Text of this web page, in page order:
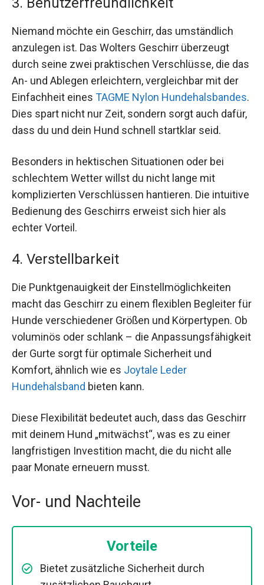
Niemand möchte ein Geschirr, das umständlich
anzulegen ist. Das Wolters Geschirr überzeugt
durch seine zwei praktischen Verschlüsse, die das
An- und Ablegen erleichtern, vergleichbar mit der
Einfachheit eines TAGME Nylon Hundehalsbandes.
Dies spart nicht nur Zeit, sondern sorgt auch dafür,
dass du und dein Hund schnell startklar seid.
Besonders in hektischen Situationen oder bei
schlechtem Wetter willst du nicht lange mit
komplizierten Verschlüssen hantieren. Die intuitive
Bedienung des Geschirrs erweist sich hier als
echter Vorteil.
4. Verstellbarkeit
Die Punktgenauigkeit der Einstellmöglichkeiten
macht das Geschirr zu einem flexiblen Begleiter für
Hunde verschiedener Größen und Körpertypen. Ob
voluminös oder schlank – die Anpassungsfähigkeit
der Gurte sorgt für optimale Sicherheit und
Komfort, ähnlich wie es Joytale Leder
Hundehalsband bieten kann.
Diese Flexibilität bedeutet auch, dass das Geschirr
mit deinem Hund „mitwächst“, was es zu einer
langfristigen Investition macht, die du nicht alle
paar Monate erneuern musst.
Vor- und Nachteile
Vorteile
Bietet zusätzliche Sicherheit durch